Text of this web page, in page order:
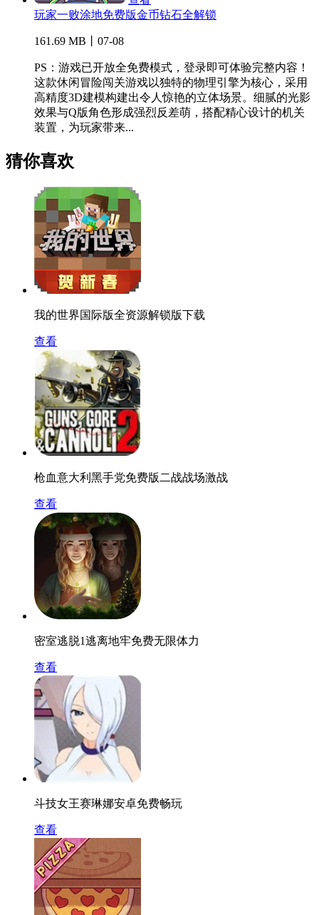
玩家一败涂地免费版金币钻石全解锁
161.69 MB丨07-08
PS：游戏已开放全免费模式，登录即可体验完整内容！
这款休闲冒险闯关游戏以独特的物理引擎为核心，采用
高精度3D建模构建出令人惊艳的立体场景。细腻的光影
效果与Q版角色形成强烈反差萌，搭配精心设计的机关
装置，为玩家带来...
猜你喜欢
我的世界国际版全资源解锁版下载
查看
枪血意大利黑手党免费版二战战场激战
查看
密室逃脱1逃离地牢免费无限体力
查看
斗技女王赛琳娜安卓免费畅玩
查看